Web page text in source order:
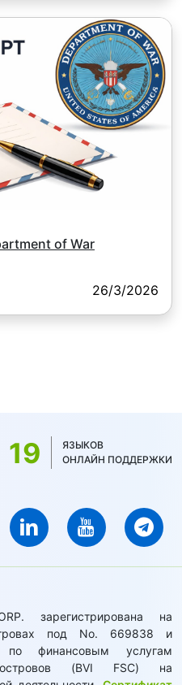
of War
26/3/2026
19
ЯЗЫКОВ
ОНЛАЙН ПОДДЕРЖКИ
зарегистрирована на
под No. 669838 и
по финансовым услугам
островов (BVI FSC) на